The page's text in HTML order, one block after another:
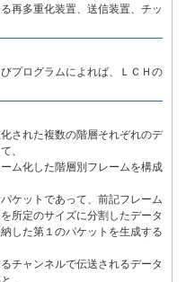
再多重化装置、送信装置、チッ
プログラムによれば、ＬＣＨの
された複数の階層それぞれのデ
、
ム化した階層別フレームを構成
ケットであって、前記フレーム
所定のサイズに分割したデータ
した第１のパケットを生成する
チャンネルで伝送されるデータ